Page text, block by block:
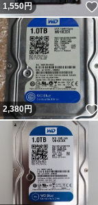
1,550円
2,380円